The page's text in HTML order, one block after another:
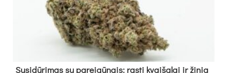
Su­si­dū­ri­mas su pa­rei­gū­nais: ras­ti kvai­ša­lai ir ži­nia